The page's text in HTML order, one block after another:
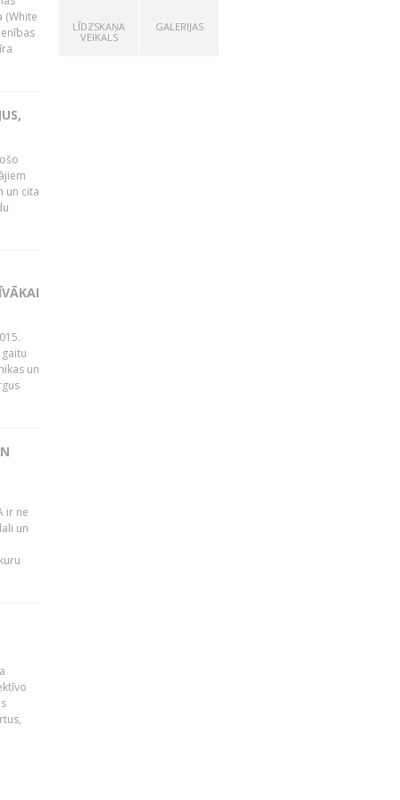
(White
un cita
un
ir ne
un
LĪDZSKAŅA
VEIKALS
GALERIJAS